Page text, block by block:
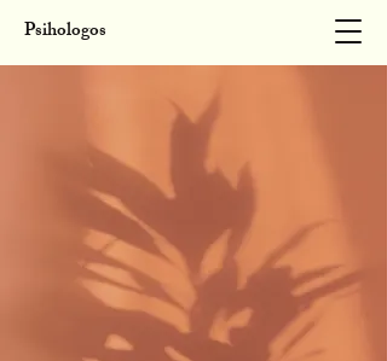
Psihologos